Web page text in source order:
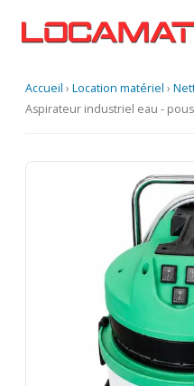
Accueil › Location matériel ›
Aspirateur industriel eau -